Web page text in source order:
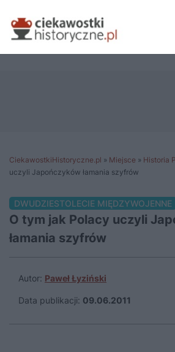
CiekawostkiHistoryczne.pl » Miejsce » Historia
uczyli Japończyków łamania szyfrów
DWUDZIESTOLECIE MIĘDZYWOJENNE
O tym jak Polacy uczyli
łamania szyfrów
Autor: Paweł Łyziński
Data publikacji: 09.06.2011